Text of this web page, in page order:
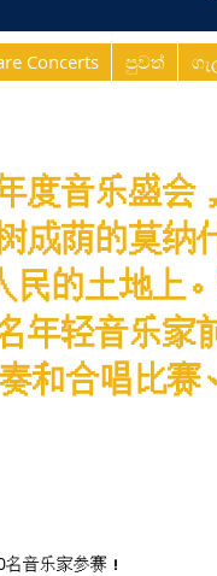
Concerts පුවත්
度音乐盛会
成荫的莫纳
的土地上
年轻音乐家
和合唱比赛
音乐家参赛！